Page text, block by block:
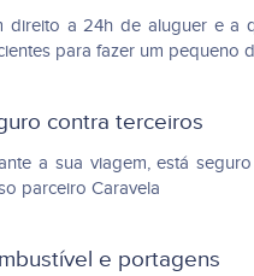
direito a 24h de aluguer e a
para fazer um pequeno
contra terceiros
a sua viagem, está
parceiro Caravela
e portagens